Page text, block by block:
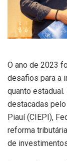
O ano de 2023
desafios para a
quanto
destacadas
Piauí (CIEPI),
reforma
de